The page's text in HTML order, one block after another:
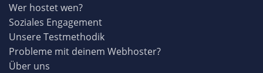
Wer hostet wen?
Soziales Engagement
Unsere Testmethodik
Probleme mit deinem Webhoster?
Über uns